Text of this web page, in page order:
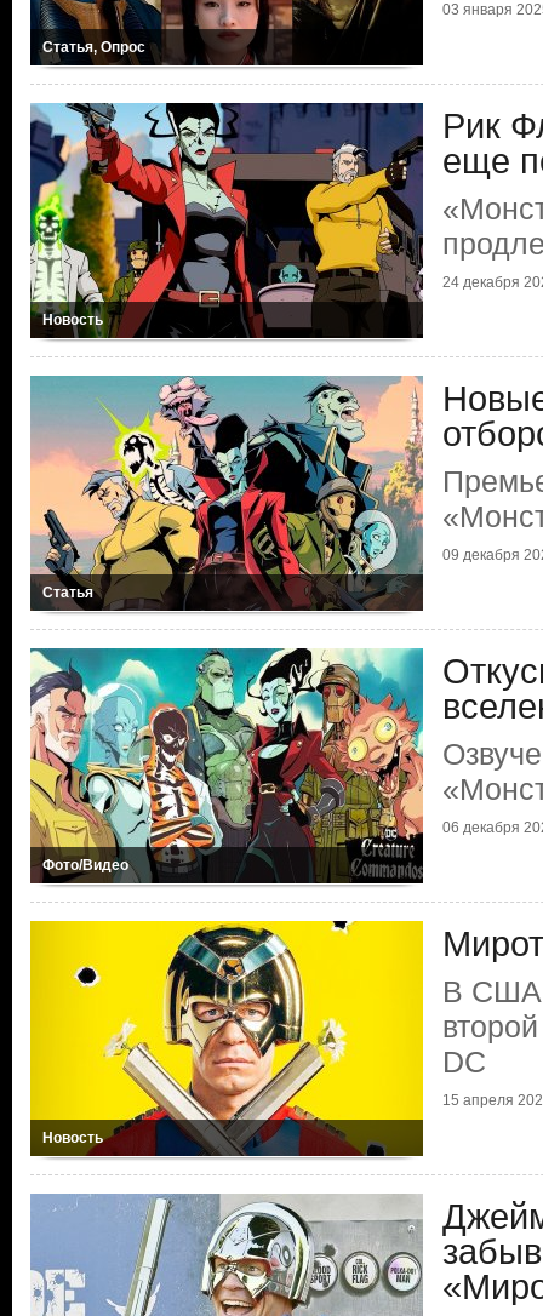
Статья, Опрос
03 января
Новость
Рик
еще
24 декабря
Статья
09 декабря
Фото/Видео
06 декабря
Новость
В США
DC
15 апреля